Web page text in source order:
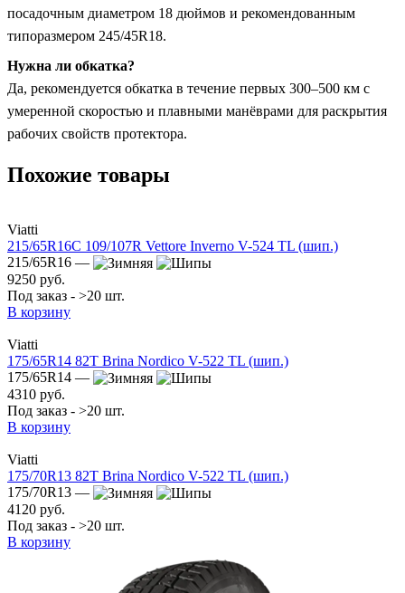
посадочным диаметром 18 дюймов и рекомендованным
типоразмером 245/45R18.
Нужна ли обкатка?
Да, рекомендуется обкатка в течение первых 300–500 км с
умеренной скоростью и плавными манёврами для раскрытия
рабочих свойств протектора.
Похожие товары
Viatti
215/65R16C 109/107R Vettore Inverno V-524 TL (шип.)
215/65R16 —
9250 руб.
Под заказ - >20 шт.
В корзину
Viatti
175/65R14 82T Brina Nordico V-522 TL (шип.)
175/65R14 —
4310 руб.
Под заказ - >20 шт.
В корзину
Viatti
175/70R13 82T Brina Nordico V-522 TL (шип.)
175/70R13 —
4120 руб.
Под заказ - >20 шт.
В корзину